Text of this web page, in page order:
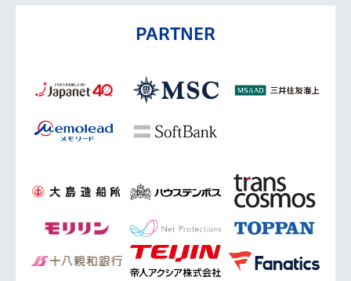
PARTNER